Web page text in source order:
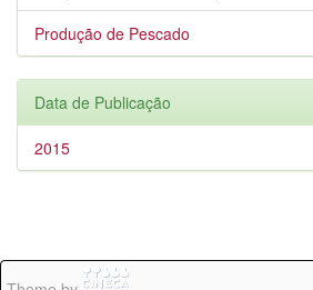
Produção de Pescado
Data de Publicação
2015